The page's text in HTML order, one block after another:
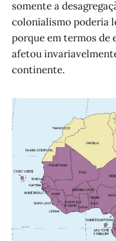
somente a
colonialismo poderia
porque em termos de
afetou
continente.